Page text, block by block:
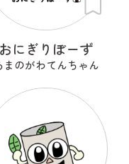
おにぎりぼーず
まのがわてんちゃん